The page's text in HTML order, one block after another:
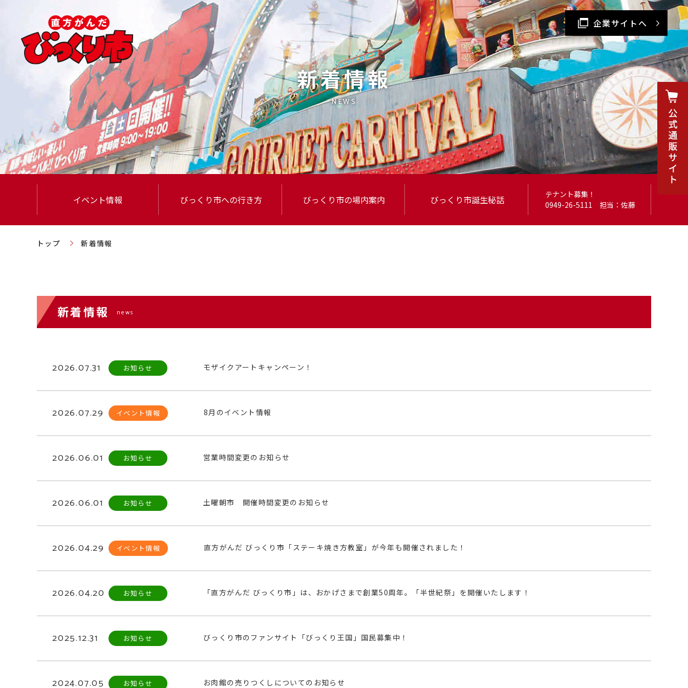
企業サイトへ
新着情報
NEWS
イベント情報 びっくり市への行き方 びっくり市の場内案内 びっくり市誕生秘話
テナント募集！
0949-26-5111 担当：佐藤
トップ 新着情報
新着情報 news
2026.07.31 お知らせ モザイクアートキャンペーン！
2026.07.29 イベント情報 8月のイベント情報
2026.06.01 お知らせ 営業時間変更のお知らせ
2026.06.01 お知らせ 土曜朝市 開催時間変更のお知らせ
2026.04.29 イベント情報 直方がんだ びっくり市「ステーキ焼き方教室」が今年も開催されました！
2026.04.20 お知らせ 「直方がんだ びっくり市」は、おかげさまで創業50周年。「半世紀祭」を開催いたします！
2025.12.31 お知らせ びっくり市のファンサイト「びっくり王国」国民募集中！
2024.07.05 お知らせ お肉館の売りつくしについてのお知らせ